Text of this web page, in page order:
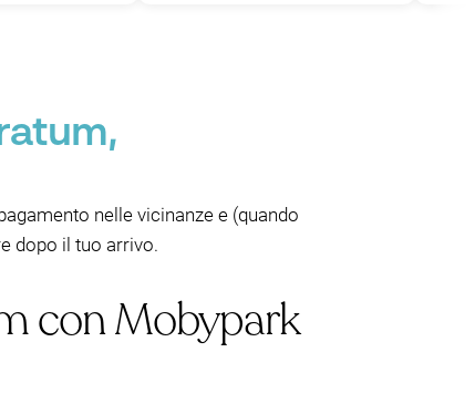
nelle vicinanze e (quando
dopo il tuo arrivo.
con Mobypark